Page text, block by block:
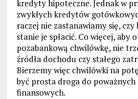
kredyty hipoteczne. Jednak w
zwykłych kredytów
raczej nie zastanawiamy się, czy
stanie je spłacić. Co więcej, aby
pozabankową chwilówkę, nie
źródła dochodu czy stałego
Bierzemy więc chwilówki na
być prosta droga do
finansowych.